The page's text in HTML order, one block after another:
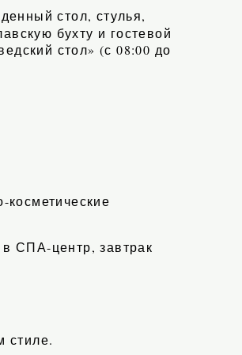
стол, стулья,
бухту и гостевой
стол» (с 08:00 до
СПА-центр, завтрак
стиле.